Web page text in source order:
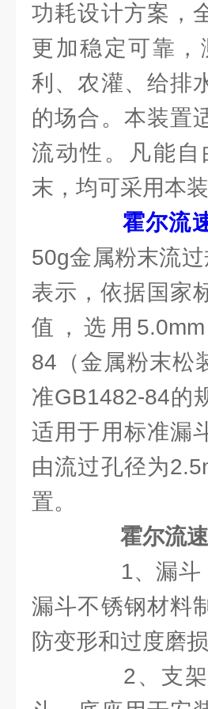
功耗设计方案，
更加稳定可靠
利、农灌、给排
的场合。本装置
流动性。凡能
末，均可采用本装
霍尔流
50g金属粉末流
表示，依据国家
值，选用
84（金属粉末松
准GB1482-84的
适用于用标准漏
由流过孔径为
置。
霍尔流
1、漏斗（
漏斗不锈钢材料
防变形和过度磨损
2、支架